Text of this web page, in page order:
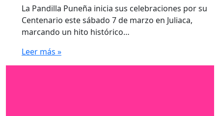
La Pandilla Puneña inicia sus celebraciones por su
Centenario este sábado 7 de marzo en Juliaca,
marcando un hito histórico…
Leer más »